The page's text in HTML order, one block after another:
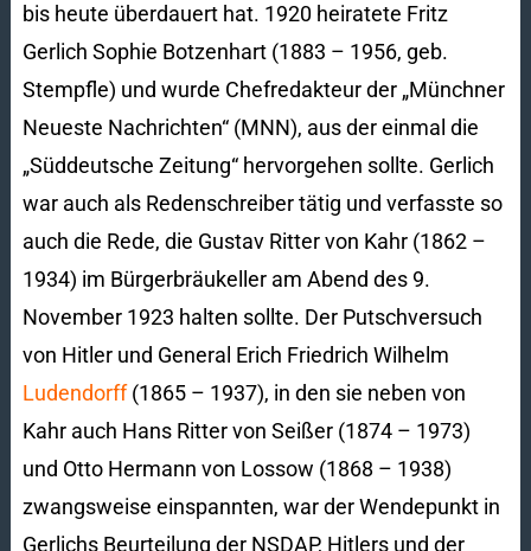
bis heute überdauert hat. 1920 heiratete Fritz
Gerlich Sophie Botzenhart (1883 – 1956, geb.
Stempfle) und wurde Chefredakteur der „Münchner
Neueste Nachrichten“ (MNN), aus der einmal die
„Süddeutsche Zeitung“ hervorgehen sollte. Gerlich
war auch als Redenschreiber tätig und verfasste so
auch die Rede, die Gustav Ritter von Kahr (1862 –
1934) im Bürgerbräukeller am Abend des 9.
November 1923 halten sollte. Der Putschversuch
von Hitler und General Erich Friedrich Wilhelm
Ludendorff(1865 – 1937), in den sie neben von
Kahr auch Hans Ritter von Seißer (1874 – 1973)
und Otto Hermann von Lossow (1868 – 1938)
zwangsweise einspannten, war der Wendepunkt in
Gerlichs Beurteilung der NSDAP, Hitlers und der